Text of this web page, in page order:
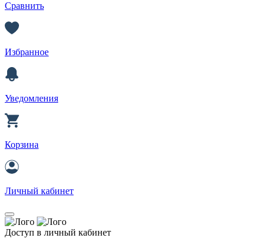
Сравнить
Избранное
Уведомления
Корзина
Личный кабинет
Доступ в личный кабинет